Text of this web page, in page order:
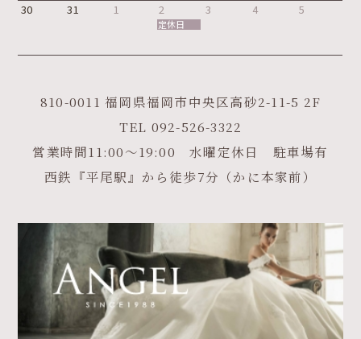
30 31 1 2
定休日
3 4 5
810-0011 福岡県福岡市中央区高砂2-11-5 2F
TEL 092-526-3322
営業時間11:00～19:00 水曜定休日 駐車場有
西鉄『平尾駅』から徒歩7分（かに本家前）